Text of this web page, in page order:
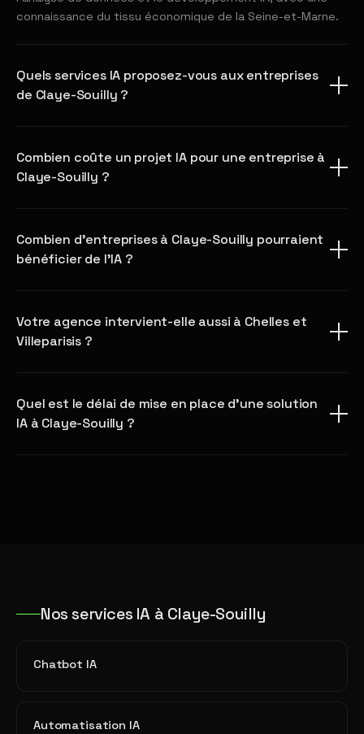
connaissance du tissu économique de la Seine-et-Marne.
Quels services IA proposez-vous aux entreprises
de Claye-Souilly ?
Combien coûte un projet IA pour une entreprise à
Claye-Souilly ?
Combien d'entreprises à Claye-Souilly pourraient
bénéficier de l'IA ?
Votre agence intervient-elle aussi à Chelles et
Villeparisis ?
Quel est le délai de mise en place d'une solution
IA à Claye-Souilly ?
Nos services IA à Claye-Souilly
Chatbot IA
Automatisation IA